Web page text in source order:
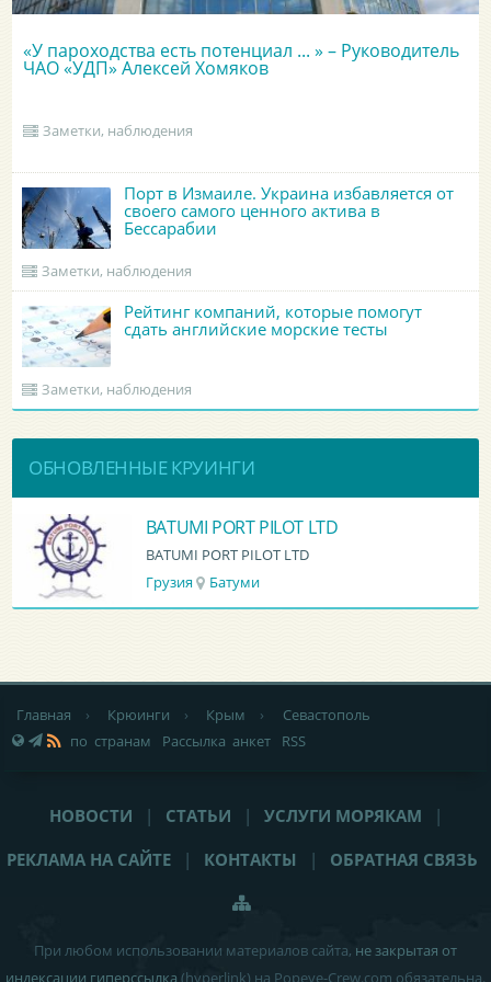
«У пароходства есть потенциал ... » – Руководитель
ЧАО «УДП» Алексей Хомяков
Заметки, наблюдения
Порт в Измаиле. Украина избавляется от
своего самого ценного актива в
Бессарабии
Заметки, наблюдения
Рейтинг компаний, которые помогут
сдать английские морские тесты
Заметки, наблюдения
ОБНОВЛЕННЫЕ КРУИНГИ
BATUMI PORT PILOT LTD
BATUMI PORT PILOT LTD
Грузия
Батуми
Главная › Крюинги › Крым ›
Севастополь
по странам
Рассылка анкет RSS
НОВОСТИ | СТАТЬИ | УСЛУГИ МОРЯКАМ
|
РЕКЛАМА НА САЙТЕ
| КОНТАКТЫ | ОБРАТНАЯ СВЯЗЬ
При любом использовании материалов сайта, не закрытая от
индексации гиперссылка (hyperlink) на Popeye-Crew.com обязательна.